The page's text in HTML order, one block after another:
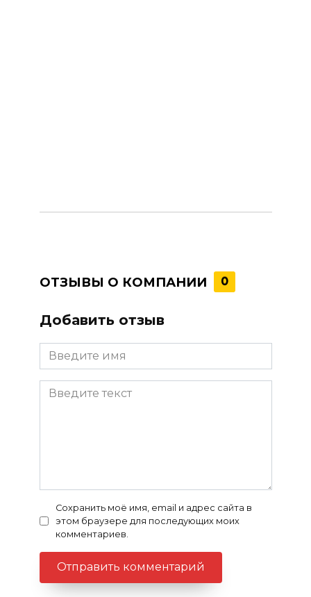
ОТЗЫВЫ О КОМПАНИИ 0
Добавить отзыв
Сохранить моё имя, email и адрес сайта в
этом браузере для последующих моих
комментариев.